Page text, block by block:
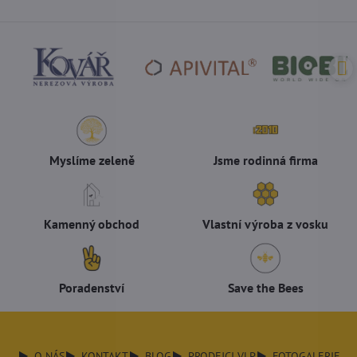
Myslíme zeleně Jsme rodinná firma
Kamenný obchod Vlastní výroba z vosku
Poradenství Save the Bees